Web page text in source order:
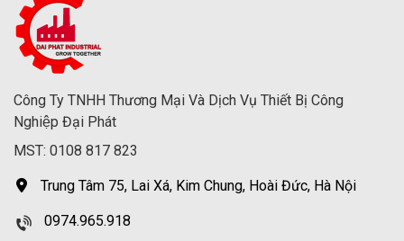
Công Ty TNHH Thương Mại Và Dịch Vụ Thiết Bị Công
Nghiệp Đại Phát
MST: 0108 817 823
Trung Tâm 75, Lai Xá, Kim Chung, Hoài Đức, Hà Nội
0974.965.918